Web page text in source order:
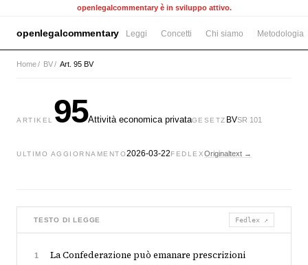
openlegalcommentary è in sviluppo attivo.
openlegalcommentary Leggi Concetti Chi siamo Metodologia
Home/ BV/ Art. 95 BV
ARTIKEL 95Attività economica privataGESETZ BVSR 101
ULTIMO AGGIORNAMENTO2026-03-22FEDLEXOriginaltext →
TESTO DI LEGGE Fedlex ↗
1
La Confederazione può emanare prescrizioni